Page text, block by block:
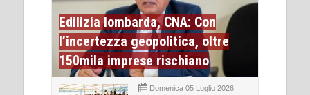
Edilizia lombarda, CNA: Con
l’incertezza geopolitica, oltre
150mila imprese rischiano
Domenica 05 Luglio 2026